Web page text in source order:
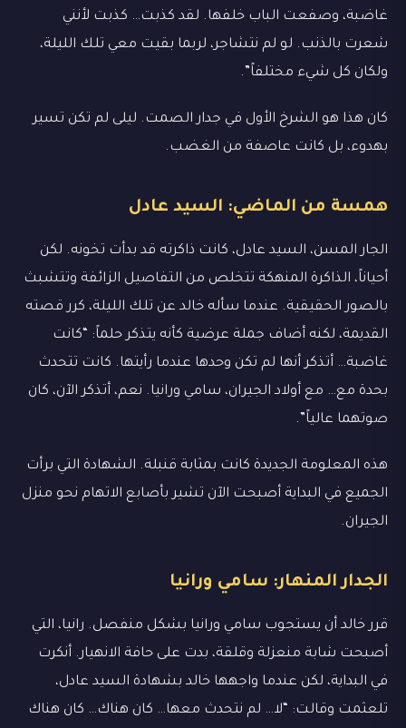
غاضبة، وصفعت الباب خلفها. لقد كذبت… كذبت لأنني
شعرت بالذنب. لو لم نتشاجر، لربما بقيت معي تلك الليلة،
ولكان كل شيء مختلفاً”.
كان هذا هو الشرخ الأول في جدار الصمت. ليلى لم تكن تسير
بهدوء، بل كانت عاصفة من الغضب.
همسة من الماضي: السيد عادل
الجار المسن، السيد عادل، كانت ذاكرته قد بدأت تخونه. لكن
أحياناً، الذاكرة المنهكة تتخلص من التفاصيل الزائفة وتتشبث
بالصور الحقيقية. عندما سأله خالد عن تلك الليلة، كرر قصته
القديمة، لكنه أضاف جملة عرضية كأنه يتذكر حلماً: “كانت
غاضبة… أتذكر أنها لم تكن وحدها عندما رأيتها. كانت تتحدث
بحدة مع… مع أولاد الجيران، سامي ورانيا. نعم، أتذكر الآن، كان
صوتهما عالياً”.
هذه المعلومة الجديدة كانت بمثابة قنبلة. الشهادة التي برأت
الجميع في البداية أصبحت الآن تشير بأصابع الاتهام نحو منزل
الجيران.
الجدار المنهار: سامي ورانيا
قرر خالد أن يستجوب سامي ورانيا بشكل منفصل. رانيا، التي
أصبحت شابة منعزلة وقلقة، بدت على حافة الانهيار. أنكرت
في البداية، لكن عندما واجهها خالد بشهادة السيد عادل،
تلعثمت وقالت: “لا… لم نتحدث معها… كان هناك… كان هناك